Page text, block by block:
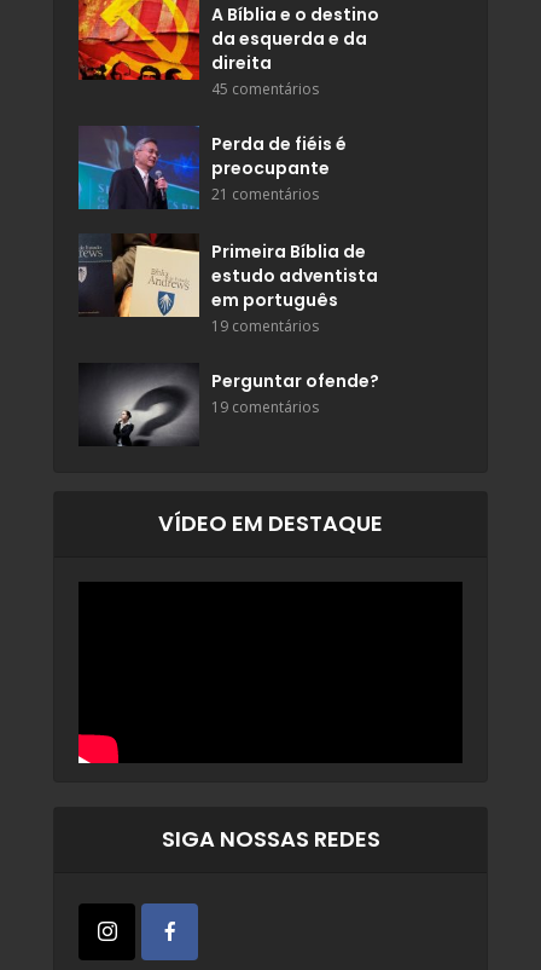
A Bíblia e o destino
da esquerda e da
direita
45 comentários
Perda de fiéis é
preocupante
21 comentários
Primeira Bíblia de
estudo adventista
em português
19 comentários
Perguntar ofende?
19 comentários
VÍDEO EM DESTAQUE
SIGA NOSSAS REDES